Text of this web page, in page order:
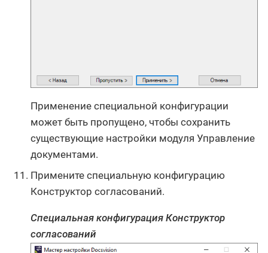
Применение специальной конфигурации
может быть пропущено, чтобы сохранить
существующие настройки модуля Управление
документами.
Примените специальную конфигурацию
Конструктор согласований.
Специальная конфигурация Конструктор
согласований